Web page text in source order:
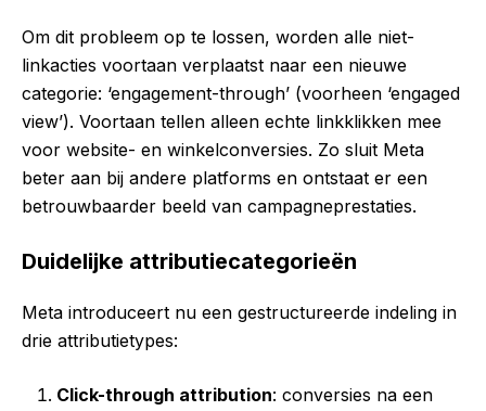
Om dit probleem op te lossen, worden alle niet-
linkacties voortaan verplaatst naar een nieuwe
categorie: ‘engagement-through’ (voorheen ‘engaged
view’). Voortaan tellen alleen echte linkklikken mee
voor website- en winkelconversies. Zo sluit Meta
beter aan bij andere platforms en ontstaat er een
betrouwbaarder beeld van campagneprestaties.
Duidelijke attributiecategorieën
Meta introduceert nu een gestructureerde indeling in
drie attributietypes:
Click-through attribution: conversies na een